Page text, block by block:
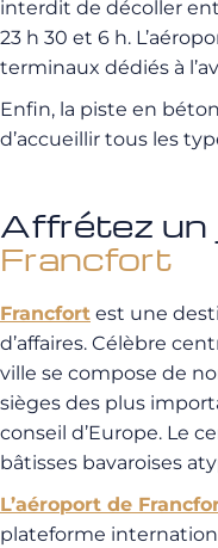
interdit de décoller
23 h 30 et 6 h.
terminaux dédiés à
Enfin, la piste en
d’accueillir tous les
Affrétez un
Francfort
Francfort est une
d’affaires. Célèbre
ville se compose de
sièges des plus
conseil d’Europe. Le
bâtisses bavaroises
L’aéroport de
plateforme